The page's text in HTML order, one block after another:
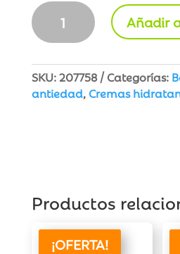
Be+
Crema
Antiarrugas
Normal
Mixta
Añadir
SKU:207758 Categorías:
antiedad,Cremas
Productos
¡OFERTA!